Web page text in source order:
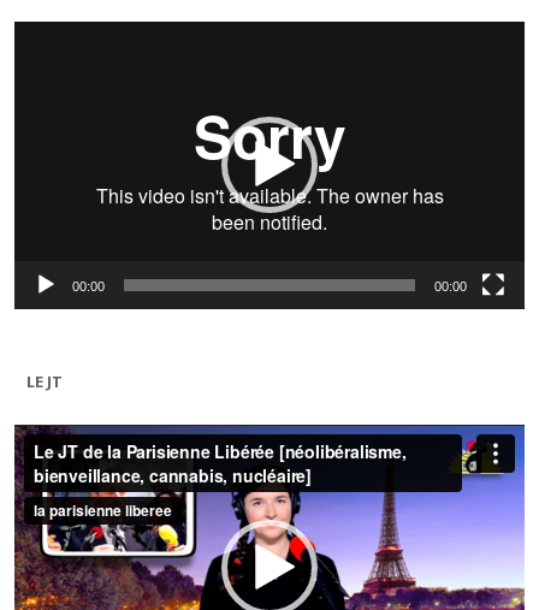
Lecteur
00:00 00:00
LE JT
Lecteur
vidéo